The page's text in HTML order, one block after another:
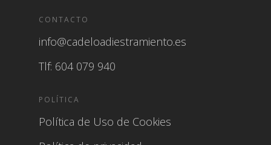
CONTACTO
info@cadeloadiestramiento.es
Tlf: 604 079 940
POLÍTICA
Política de Uso de Cookies